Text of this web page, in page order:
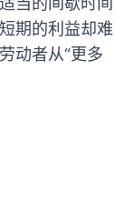
期的利益却难
动者从“更多